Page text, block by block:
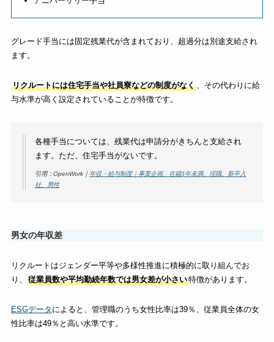
グレード手当には固定残業代が含まれており、超過分は別途支給され
ます。
リクルートには住宅手当や社員寮などの制度がなく、その代わりに給
与水準が高く設定されていることが特徴です。
各種手当については、残業代は申請分がきちんと支給され
ます。ただ、住宅手当がないです。
引用：OpenWork｜ 年収・給与制度｜事業企画、在籍3年未満、現職、新卒入
社、男性
男女の年収差
リクルートはジェンダー平等や多様性推進に積極的に取り組んでお
り、
従業員数や平均勤続年数では男女差が小さい特徴があります。
ESGデータ によると、管理職のうち女性比率は39％、従業員全体の女
性比率は49％と高い水準です。